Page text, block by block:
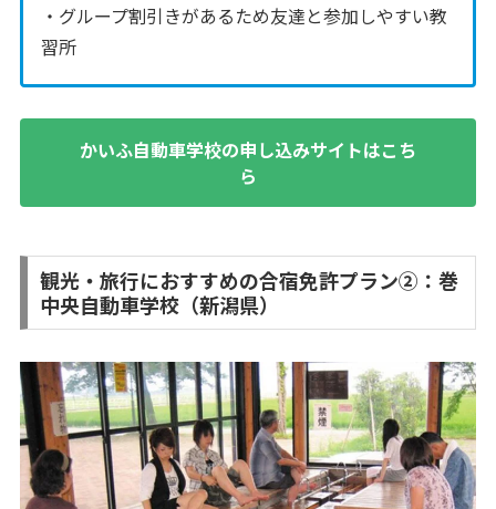
・グループ割引きがあるため友達と参加しやすい教
習所
かいふ自動車学校の申し込みサイトはこち
ら
観光・旅行におすすめの合宿免許プラン②：巻
中央自動車学校（新潟県）